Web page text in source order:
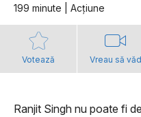
199 minute | Acţiune
Votează Vreau să văd
Ranjit Singh nu poate fi